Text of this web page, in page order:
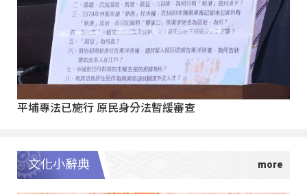
平埔專法已施行 原民身分法暫緩審查
文化小辭典